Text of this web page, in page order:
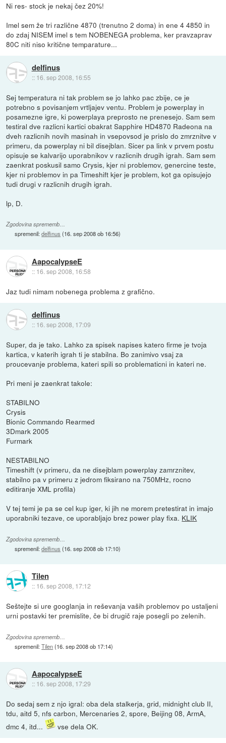
Ni res- stock je nekaj čez 20%!
Imel sem že tri različne 4870 (trenutno 2 doma) in ene 4 4850 in
do zdaj NISEM imel s tem NOBENEGA problema, ker pravzaprav
80C niti niso kritične temparature...
delfinus
:: 16. sep 2008, 16:55
Sej temperatura ni tak problem se jo lahko pac zbije, ce je
potrebno s povisanjem vrtljajev ventu. Problem je powerplay in
posamezne igre, ki powerplaya preprosto ne prenesejo. Sam sem
testiral dve razlicni kartici obakrat Sapphire HD4870 Radeona na
dveh razlicnih novih masinah in vsepovsod je prislo do zmrznitve v
primeru, da powerplay ni bil disejblan. Sicer pa link v prvem postu
opisuje se kalvarijo uporabnikov v razlicnih drugih igrah. Sam sem
zaenkrat poskusil samo Crysis, kjer ni problemov, genercine teste,
kjer ni problemov in pa Timeshift kjer je problem, kot ga opisujejo
tudi drugi v razlicnih drugih igrah.
lp, D.
Zgodovina sprememb…
spremenil:delfinus (16. sep 2008 ob 16:56)
AapocalypseE
:: 16. sep 2008, 16:58
Jaz tudi nimam nobenega problema z grafično.
delfinus
:: 16. sep 2008, 17:09
Super, da je tako. Lahko za spisek napises katero firme je tvoja
kartica, v katerih igrah ti je stabilna. Bo zanimivo vsaj za
proucevanje problema, kateri spili so problematicni in kateri ne.
Pri meni je zaenkrat takole:
STABILNO
Crysis
Bionic Commando Rearmed
3Dmark 2005
Furmark
NESTABILNO
Timeshift (v primeru, da ne disejblam powerplay zamrznitev,
stabilno pa v primeru z jedrom fiksirano na 750MHz, rocno
editiranje XML profila)
V tej temi je pa se cel kup iger, ki jih ne morem pretestirat in imajo
uporabniki tezave, ce uporabljajo brez power play fixa. KLIK
Zgodovina sprememb…
spremenil:delfinus (16. sep 2008 ob 17:10)
Tilen
:: 16. sep 2008, 17:12
Seštejte si ure googlanja in reševanja vaših problemov po ustaljeni
urni postavki ter premislite, če bi drugič raje posegli po zelenih.
Zgodovina sprememb…
spremenil:Tilen(16. sep 2008 ob 17:14)
AapocalypseE
:: 16. sep 2008, 17:29
Do sedaj sem z njo igral: oba dela stalkerja, grid, midnight club II,
tdu, aitd 5, nfs carbon, Mercenaries 2, spore, Beijing 08, ArmA,
dmc 4, itd...
vse dela OK.